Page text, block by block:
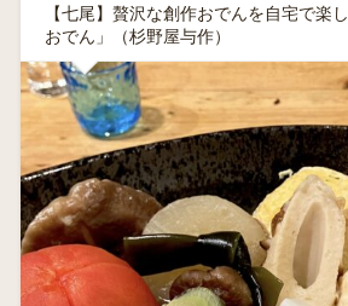
【七尾】贅沢な創作おでんを自宅で楽
おでん」（杉野屋与作）